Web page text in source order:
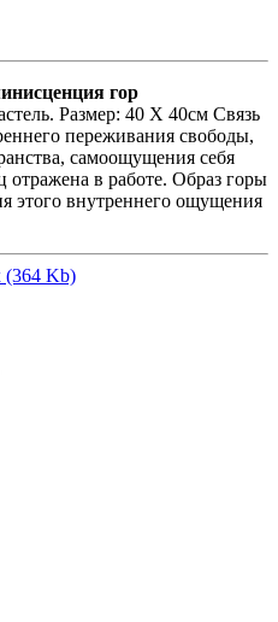
гор
Размер: 40 Х 40см Связь
переживания свободы,
самоощущения себя
отражена в работе. Образ горы
этого внутреннего ощущения
(364 Kb)